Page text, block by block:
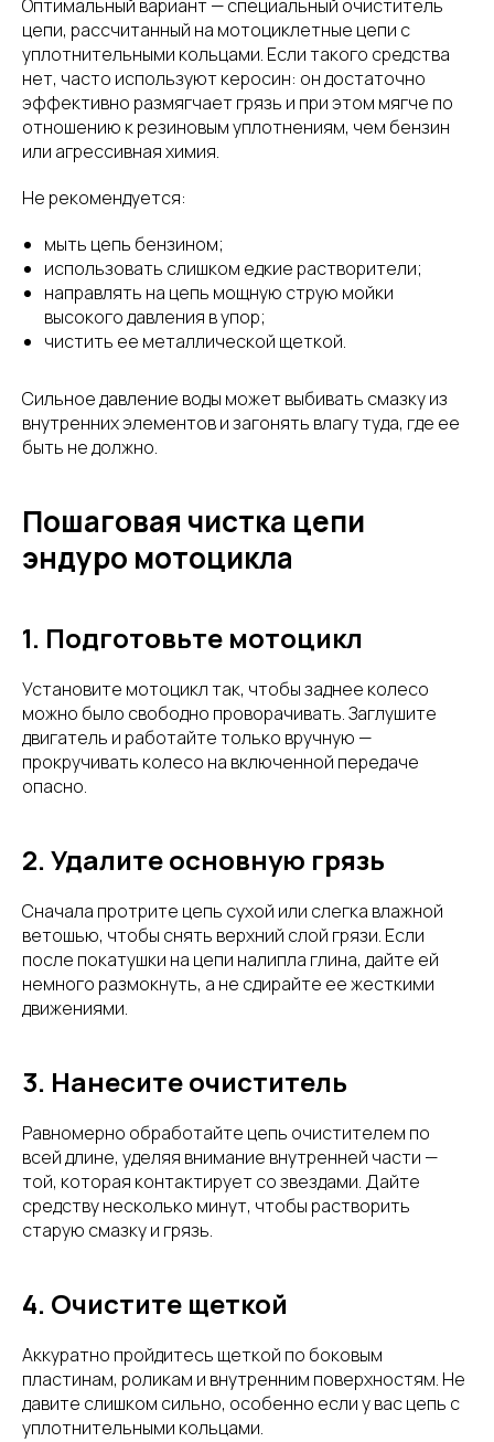
Оптимальный вариант — специальный очиститель
цепи, рассчитанный на мотоциклетные цепи с
уплотнительными кольцами. Если такого средства
нет, часто используют керосин: он достаточно
эффективно размягчает грязь и при этом мягче по
отношению к резиновым уплотнениям, чем бензин
или агрессивная химия.
Не рекомендуется:
мыть цепь бензином;
использовать слишком едкие растворители;
направлять на цепь мощную струю мойки
высокого давления в упор;
чистить ее металлической щеткой.
Сильное давление воды может выбивать смазку из
внутренних элементов и загонять влагу туда, где ее
быть не должно.
Пошаговая чистка цепи
эндуро мотоцикла
1. Подготовьте мотоцикл
Установите мотоцикл так, чтобы заднее колесо
можно было свободно проворачивать. Заглушите
двигатель и работайте только вручную —
прокручивать колесо на включенной передаче
опасно.
2. Удалите основную грязь
Сначала протрите цепь сухой или слегка влажной
ветошью, чтобы снять верхний слой грязи. Если
после покатушки на цепи налипла глина, дайте ей
немного размокнуть, а не сдирайте ее жесткими
движениями.
3. Нанесите очиститель
Равномерно обработайте цепь очистителем по
всей длине, уделяя внимание внутренней части —
той, которая контактирует со звездами. Дайте
средству несколько минут, чтобы растворить
старую смазку и грязь.
4. Очистите щеткой
Аккуратно пройдитесь щеткой по боковым
пластинам, роликам и внутренним поверхностям. Не
давите слишком сильно, особенно если у вас цепь с
уплотнительными кольцами.